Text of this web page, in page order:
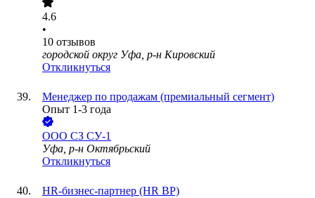
4.6
•
10 отзывов
городской округ Уфа, р-н Кировский
Откликнуться
Менеджер по продажам (премиальный сегмент)
Опыт 1-3 года
ООО CЗ СУ-1
Уфа, р-н Октябрьский
Откликнуться
HR-бизнес-партнер (HR BP)